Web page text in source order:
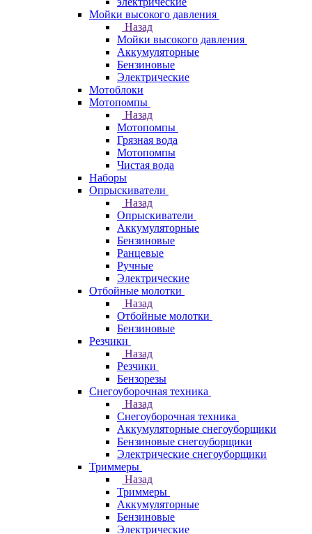
Мойки высокого давления
Назад
Мойки высокого давления
Аккумуляторные
Бензиновые
Электрические
Мотоблоки
Мотопомпы
Назад
Мотопомпы
Грязная вода
Мотопомпы
Чистая вода
Наборы
Опрыскиватели
Назад
Опрыскиватели
Аккумуляторные
Бензиновые
Ранцевые
Ручные
Электрические
Отбойные молотки
Назад
Отбойные молотки
Бензиновые
Резчики
Назад
Резчики
Бензорезы
Снегоуборочная техника
Назад
Снегоуборочная техника
Аккумуляторные снегоуборщики
Бензиновые снегоуборщики
Электрические снегоуборщики
Триммеры
Назад
Триммеры
Аккумуляторные
Бензиновые
Электрические